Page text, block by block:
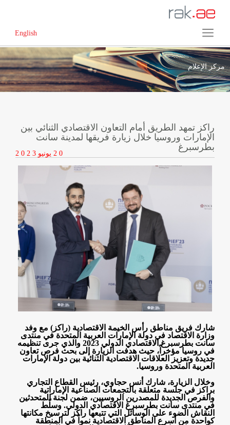
English
مركز الإعلام
راكز تمهد الطريق أمام التعاون الاقتصادي الثنائي بين
الإمارات وروسيا خلال زيارة فريقها لمدينة سانت
بطرسبرغ
2 0 2 3 2 0
شارك فريق مناطق رأس الخيمة الاقتصادية (راكز) مع وفد
وزارة الاقتصاد في دولة الإمارات العربية المتحدة في منتدى
سانت بطرسبرغ الاقتصادي الدولي 2023 والذي جرى تنظيمه
في روسيا مؤخراً، حيث هدفت الزيارة إلى بحث فرص تعاون
جديدة وتعزيز العلاقات الاقتصادية الثنائية بين دولة الإمارات
العربية المتحدة وروسيا.
وخلال الزيارة، شارك أنس حجاوي، رئيس القطاع التجاري
براكز في جلسة متعلقة بالتجمعات الصناعية الإماراتية
والفرص الجديدة للمصدرين الروسيين، ضمن لجنة المتحدثين
في منتدى سانت بطرسبرغ الاقتصادي الدولي. وسلّط
النقاش الضوء على الوسائل التي تتبعها راكز لترسيخ مكانتها
كواحدة من أسرع المناطق الاقتصادية نمواً في المنطقة